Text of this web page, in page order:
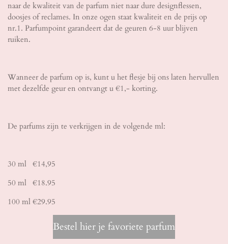
naar de kwaliteit van de parfum niet naar dure designflessen,
doosjes of reclames. In onze ogen staat kwaliteit en de prijs op
nr.1. Parfumpoint garandeert dat de geuren 6-8 uur blijven
ruiken.
Wanneer de parfum op is, kunt u het flesje bij ons laten hervullen
met dezelfde geur en ontvangt u €1,- korting.
De parfums zijn te verkrijgen in de volgende ml:
30 ml €14,95
50 ml €18.95
100 ml €29.95
Bestel hier je favoriete parfum